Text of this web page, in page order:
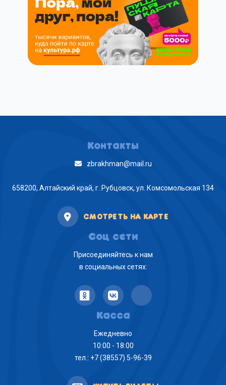
Контакты
zbrakhman@mail.ru
658200, Алтайский край, г. Рубцовск, ул. Комсомольская 134
СМОТРЕТЬ НА КАРТЕ
Соц сети
Присоединяйтесь к нам
в социальных сетях:
Касса
Ежедневно
10:00 - 18:00
тел.: +7 (38557) 5-96-39